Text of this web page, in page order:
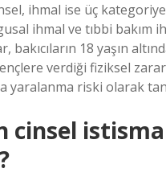
ihmal ise üç kategoriye
ihmal ve tıbbi bakım
bakıcıların 18 yaşın
verdiği fiziksel
yaralanma riski olarak
cinsel